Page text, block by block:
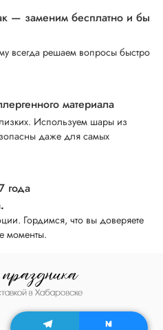
— заменим бесплатно и бы
всегда решаем вопросы быстро
материала
Используем шары из
даже для самых
года
Гордимся, что вы доверяете
моменты.